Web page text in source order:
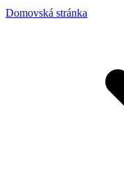
Domovská stránka